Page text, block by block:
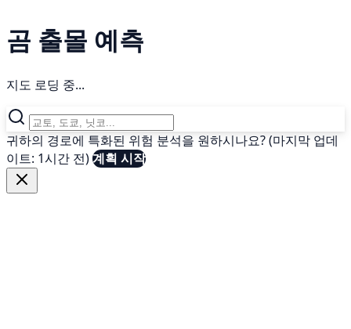
곰 출몰 예측
지도 로딩 중...
귀하의 경로에 특화된 위험 분석을 원하시나요? (마지막 업데
이트: 1시간 전)계획 시작